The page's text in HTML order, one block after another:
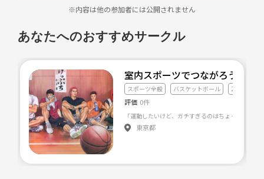
とかも大歓迎です！
応募の際は
お名前
スポーツ歴
を教えてください😊
ぜひよろしくお願いします😊✨
※内容は他の参加者には公開されません
あなたへのおすすめサークル
室内スポーツでつながろう⛹️‍♂️
スポーツ全般 バスケットボール 20代友達づ
評価 0件
東京都